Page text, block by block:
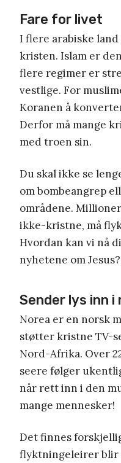
Fare for livet
I flere arabiske
kristen. Islam er
flere regimer er
vestlige. For
Koranen å
Derfor må mange
med troen sin.
Du skal ikke se
om bombeangrep
områdene.
ikke-kristne, må
Hvordan kan vi nå
nyhetene om Jesus?
Sender lys inn i
Norea er en norsk
støtter kristne TV-
Nord-Afrika. Over
seere følger
når rett inn i den
mange mennesker!
Det finnes
flyktningeleirer blir